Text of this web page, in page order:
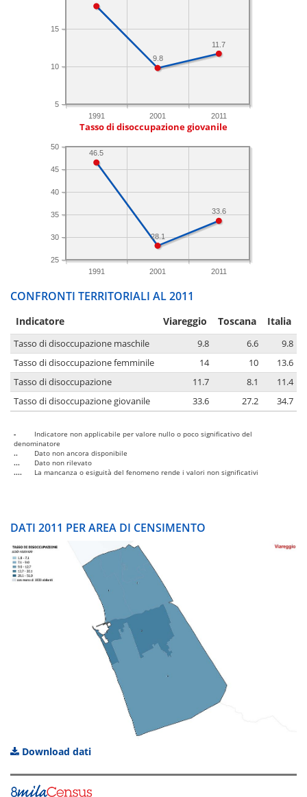
1991 2001 2011
5
10
15
11.7
9.8
Tasso di disoccupazione giovanile
1991 2001 2011
25
30
35
40
45
50
33.6
28.1
46.5
CONFRONTI TERRITORIALI AL 2011
Indicatore Viareggio Toscana Italia
Tasso di disoccupazione maschile 9.8 6.6
9.8
Tasso di disoccupazione femminile
14 10
13.6
Tasso di disoccupazione
11.7 8.1
11.4
Tasso di disoccupazione giovanile
33.6 27.2 34.7
-
Indicatore non applicabile per valore nullo o poco significativo del
denominatore
..
Dato non ancora disponibile
...
Dato non rilevato
....
La mancanza o esiguità del fenomeno rende i valori non significativi
DATI 2011 PER AREA DI CENSIMENTO
Download dati